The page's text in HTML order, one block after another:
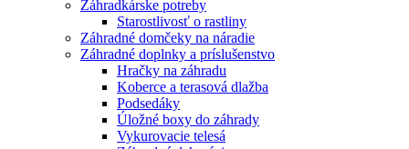
Záhradkárske potreby
Starostlivosť o rastliny
Záhradné domčeky na náradie
Záhradné doplnky a príslušenstvo
Hračky na záhradu
Koberce a terasová dlažba
Podsedáky
Úložné boxy do záhrady
Vykurovacie telesá